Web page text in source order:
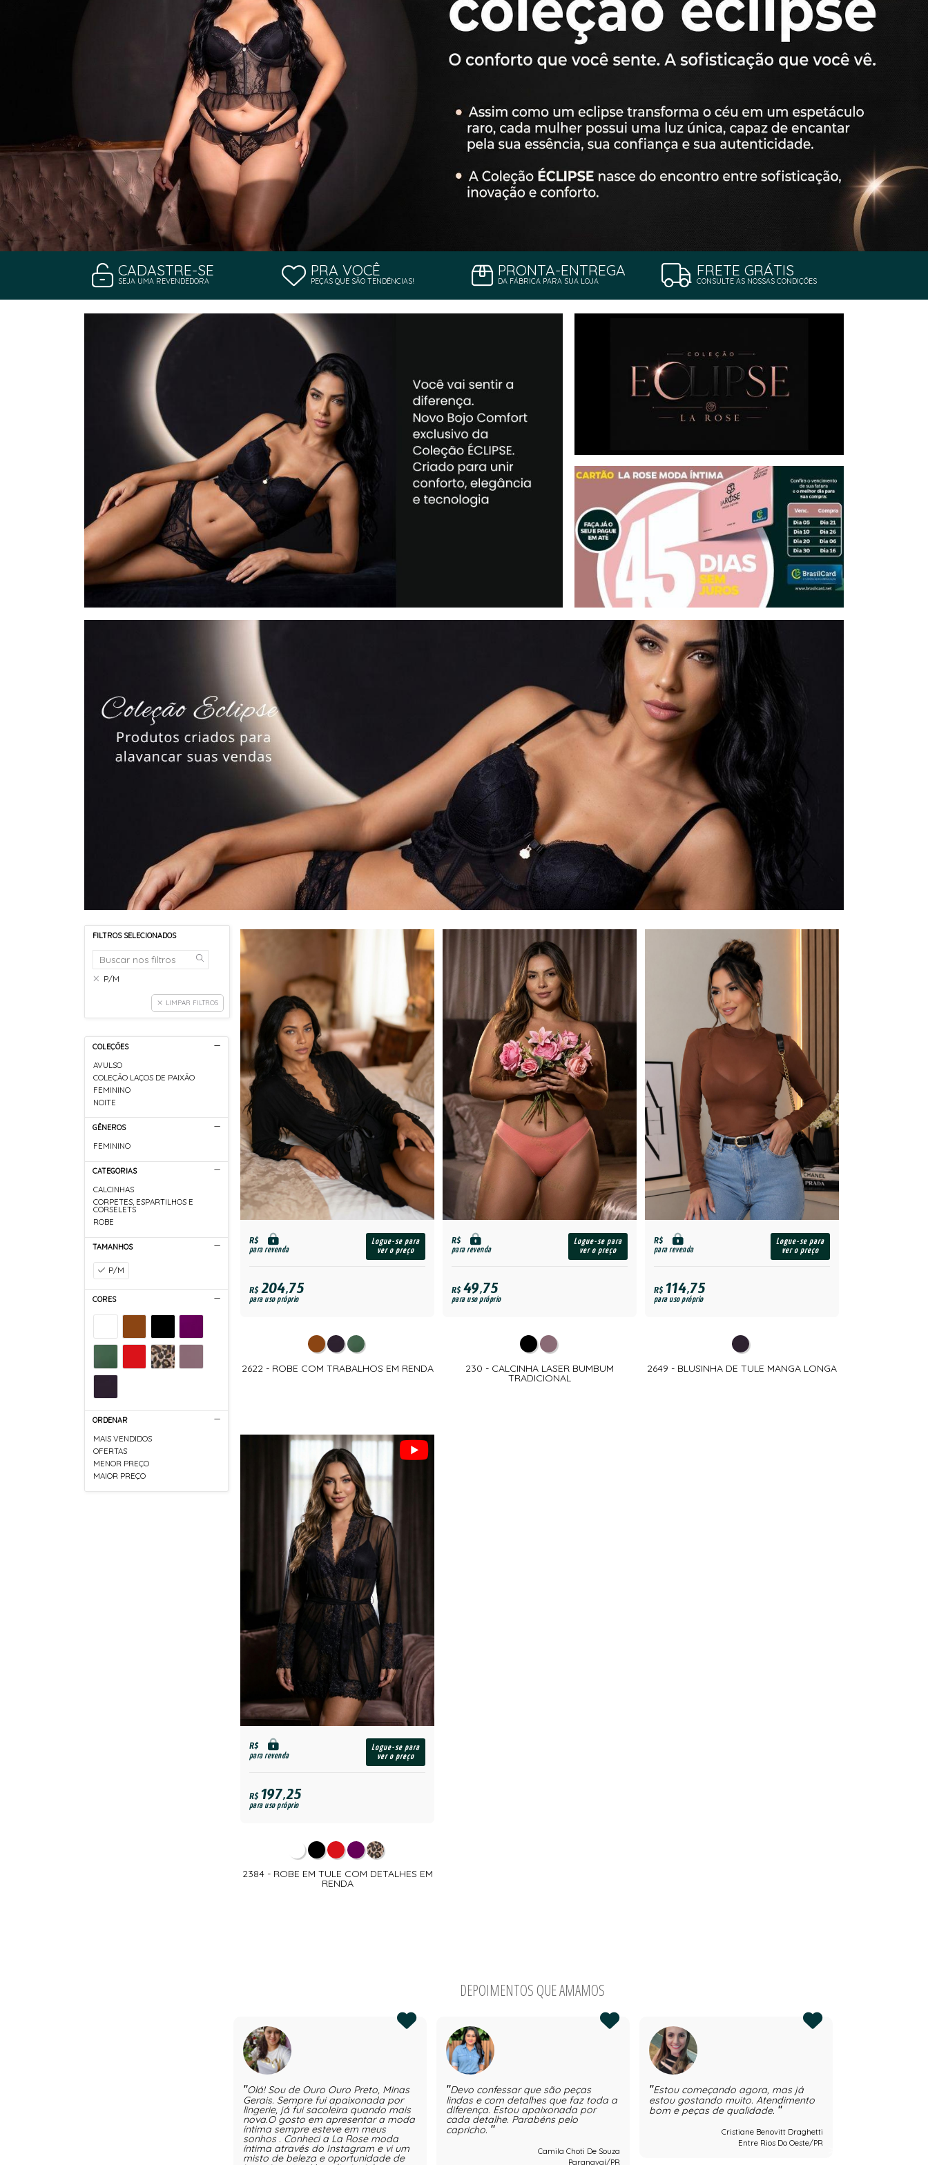
CADASTRE-SE
SEJA UMA REVENDEDORA
PRA VOCÊ
PEÇAS QUE SÃO TENDÊNCIAS!
PRONTA-ENTREGA
DA FÁBRICA PARA SUA LOJA
FRETE GRÁTIS
CONSULTE AS NOSSAS CONDIÇÕES
FILTROS SELECIONADOS
P/M
LIMPAR FILTROS
COLEÇÕES
AVULSO
COLEÇÃO LAÇOS DE PAIXÃO
FEMININO
NOITE
GÊNEROS
FEMININO
CATEGORIAS
CALCINHAS
CORPETES, ESPARTILHOS E
CORSELETS
ROBE
TAMANHOS
P/M
CORES
ORDENAR
MAIS VENDIDOS
OFERTAS
MENOR PREÇO
MAIOR PREÇO
R$
para revenda
Logue-se para
ver o preço
R$204,75
para uso próprio
2622 - ROBE COM TRABALHOS EM RENDA
R$
para revenda
Logue-se para
ver o preço
R$49,75
para uso próprio
230 - CALCINHA LASER BUMBUM
TRADICIONAL
R$
para revenda
Logue-se para
ver o preço
R$114,75
para uso próprio
2649 - BLUSINHA DE TULE MANGA LONGA
R$
para revenda
Logue-se para
ver o preço
R$197,25
para uso próprio
2384 - ROBE EM TULE COM DETALHES EM
RENDA
DEPOIMENTOS QUE AMAMOS
Olá! Sou de Ouro Ouro Preto, Minas
Gerais. Sempre fui apaixonada por
lingerie, já fui sacoleira quando mais
nova.O gosto em apresentar a moda
íntima sempre esteve em meus
sonhos . Conheci a La Rose moda
íntima através do Instagram e vi um
misto de beleza e oportunidade de
Devo confessar que são peças
lindas e com detalhes que faz toda a
diferença. Estou apaixonada por
cada detalhe. Parabéns pelo
capricho.
Camila Choti De Souza
Paranavaí/PR
Estou começando agora, mas já
estou gostando muito. Atendimento
bom e peças de qualidade.
Cristiane Benovitt Draghetti
Entre Rios Do Oeste/PR